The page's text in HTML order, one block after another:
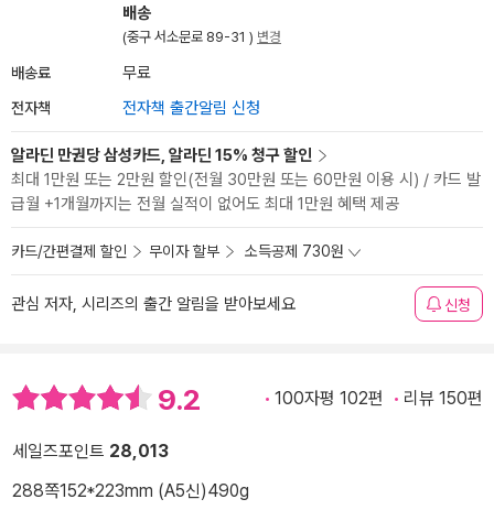
배송
(중구 서소문로 89-31 ) 변경
배송료 무료
전자책 전자책 출간알림 신청
알라딘 만권당 삼성카드, 알라딘 15% 청구 할인
최대 1만원 또는 2만원 할인(전월 30만원 또는 60만원 이용 시) / 카드 발
급월 +1개월까지는 전월 실적이 없어도 최대 1만원 혜택 제공
카드/간편결제 할인 무이자 할부 소득공제 730원
관심 저자, 시리즈의 출간 알림을 받아보세요 신청
9.2 100자평 102편 리뷰 150편
세일즈포인트 28,013
288쪽152*223mm (A5신)490g